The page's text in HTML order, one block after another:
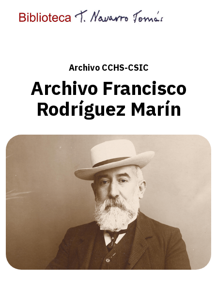
Archivo CCHS-CSIC
Archivo Francisco
Rodríguez Marín